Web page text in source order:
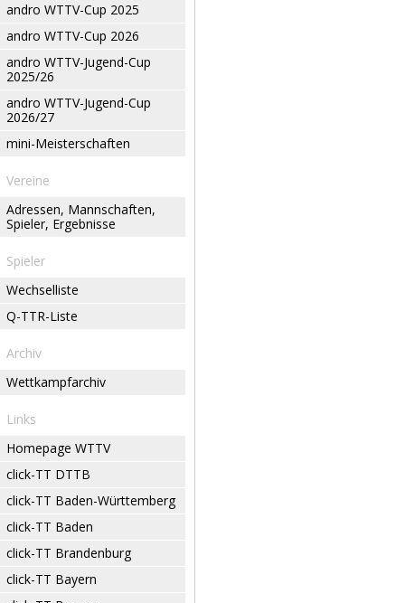
andro WTTV-Cup 2025
andro WTTV-Cup 2026
andro WTTV-Jugend-Cup
2025/26
andro WTTV-Jugend-Cup
2026/27
mini-Meisterschaften
Vereine
Adressen, Mannschaften,
Spieler, Ergebnisse
Spieler
Wechselliste
Q-TTR-Liste
Archiv
Wettkampfarchiv
Links
Homepage WTTV
click-TT DTTB
click-TT Baden-Württemberg
click-TT Baden
click-TT Brandenburg
click-TT Bayern